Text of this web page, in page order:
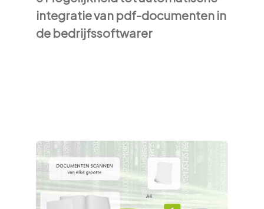
integratie van pdf-documenten in
de bedrijfssoftwarer